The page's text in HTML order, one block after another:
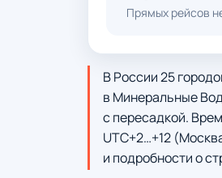
Прямых рейсов
В России 25
в Минеральные
с пересадкой.
UTC+2…+12
и подробности о